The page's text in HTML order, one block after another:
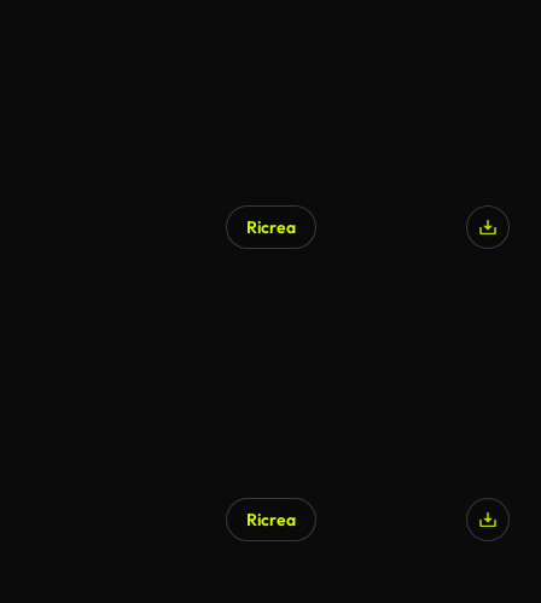
Ricrea
Ricrea